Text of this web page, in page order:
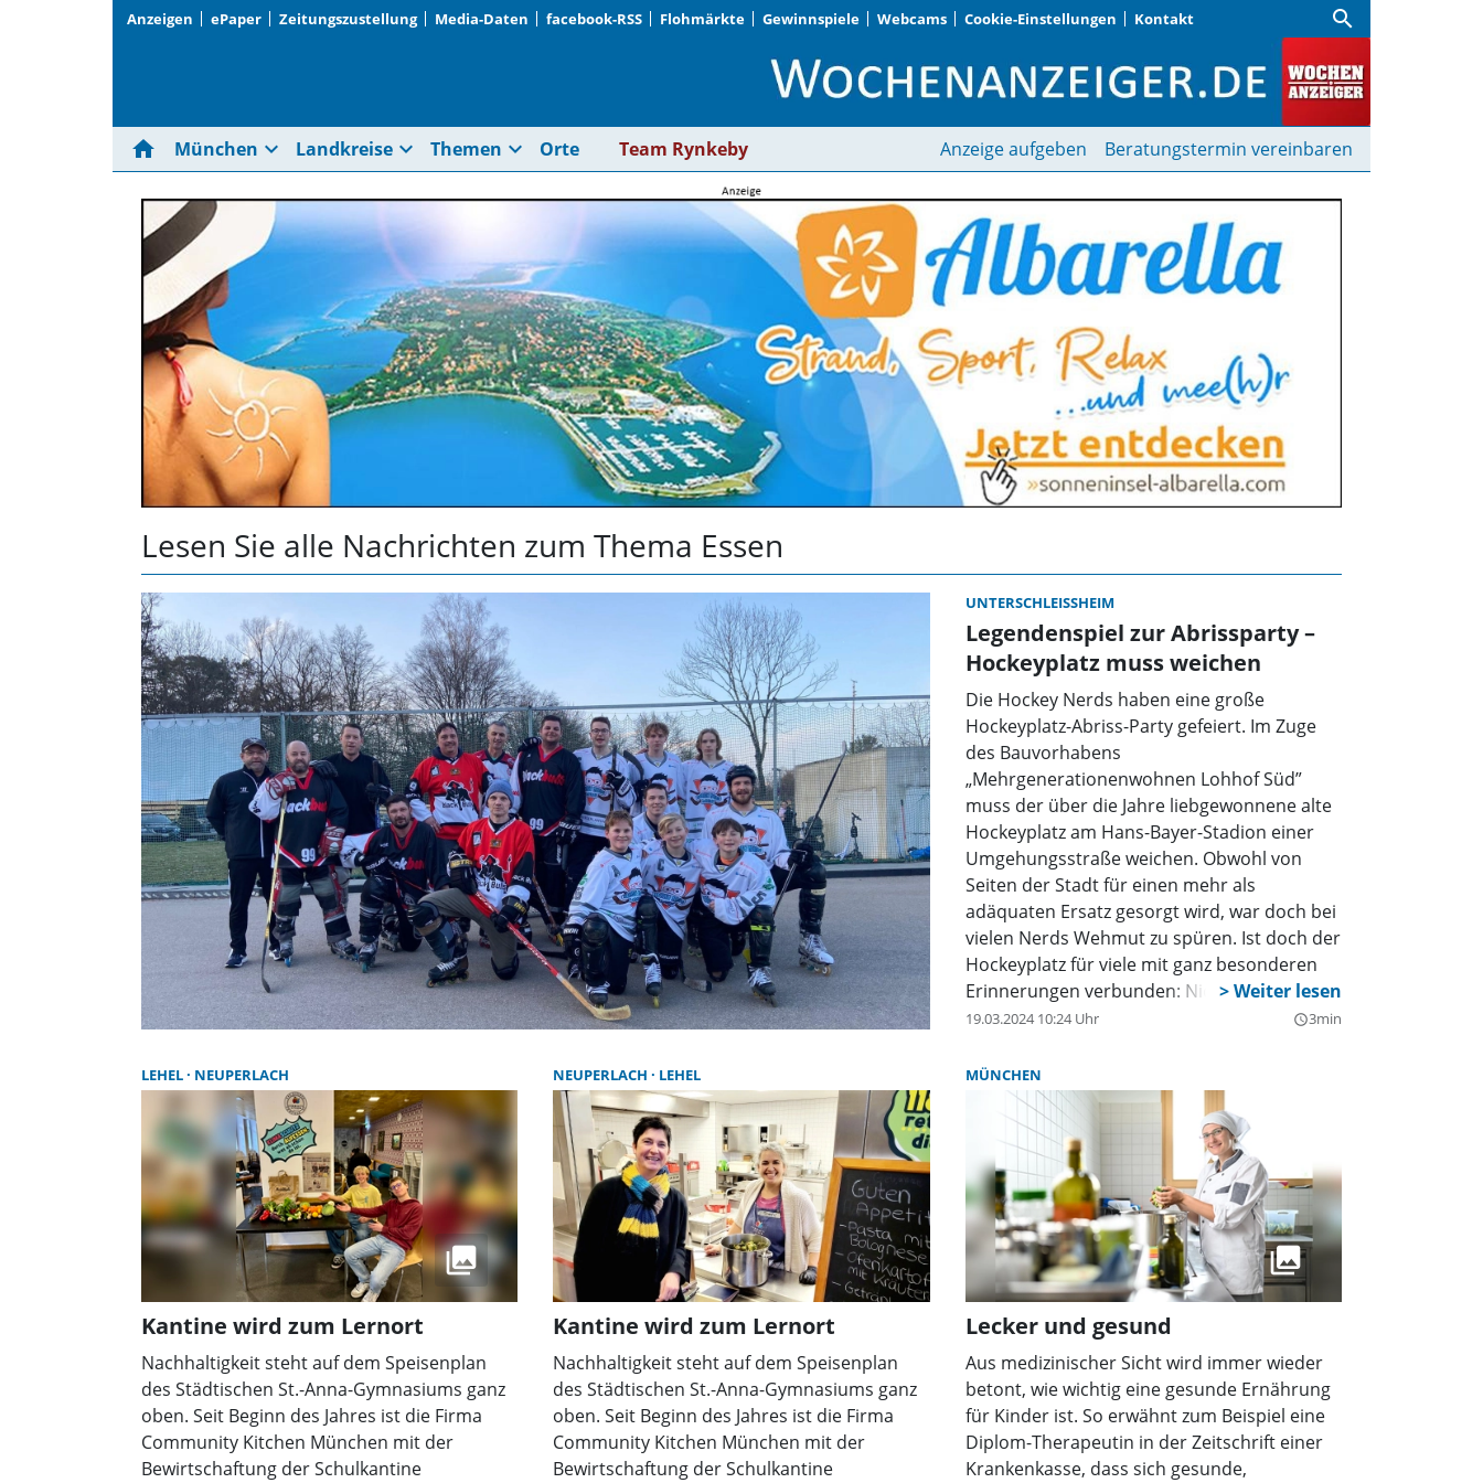
Anzeigen ePaper Zeitungszustellung Media-Daten facebook-RSS Flohmärkte Gewinnspiele Webcams Cookie-Einstellungen Kontakt search
Essen | Wochenanzeiger
home München expand_more Landkreise expand_more Themen expand_more Orte Team Rynkeby Anzeige aufgeben Beratungstermin vereinbaren
Lesen Sie alle Nachrichten zum Thema Essen
UNTERSCHLEISSHEIM
Legendenspiel zur Abrissparty –
Hockeyplatz muss weichen
Die Hockey Nerds haben eine große
Hockeyplatz-Abriss-Party gefeiert. Im Zuge
des Bauvorhabens
„Mehrgenerationenwohnen Lohhof Süd”
muss der über die Jahre liebgewonnene alte
Hockeyplatz am Hans-Bayer-Stadion einer
Umgehungsstraße weichen. Obwohl von
Seiten der Stadt für einen mehr als
adäquaten Ersatz gesorgt wird, war doch bei
vielen Nerds Wehmut zu spüren. Ist doch der
Hockeyplatz für viele mit ganz besonderen
Erinnerungen verbunden: Nicht wenige sind
hier erstmals mit diesem Sport in
und bei jedem Wetter gezockt. Gerade in den
letzten Jahren hat sich der Hockeyplatz durch
die Nachwuchsspieler der Hockey Nerds zu
einem der meistgenutzten Sportplätze in
Unterschleißheim entwickelt.
19.03.2024 10:24 Uhr query_builder3min
LEHEL NEUPERLACH
Kantine wird zum Lernort
Nachhaltigkeit steht auf dem Speisenplan
des Städtischen St.-Anna-Gymnasiums ganz
oben. Seit Beginn des Jahres ist die Firma
Community Kitchen München mit der
Bewirtschaftung der Schulkantine
NEUPERLACH LEHEL
Kantine wird zum Lernort
Nachhaltigkeit steht auf dem Speisenplan
des Städtischen St.-Anna-Gymnasiums ganz
oben. Seit Beginn des Jahres ist die Firma
Community Kitchen München mit der
Bewirtschaftung der Schulkantine
MÜNCHEN
Lecker und gesund
Aus medizinischer Sicht wird immer wieder
betont, wie wichtig eine gesunde Ernährung
für Kinder ist. So erwähnt zum Beispiel eine
Diplom-Therapeutin in der Zeitschrift einer
Krankenkasse, dass sich gesunde,